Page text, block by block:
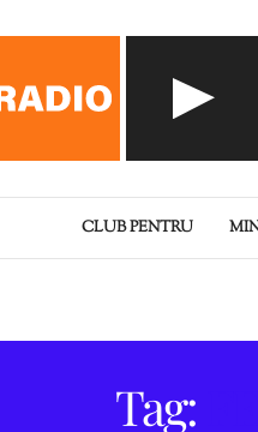
CLUB PENTRU
Tag: